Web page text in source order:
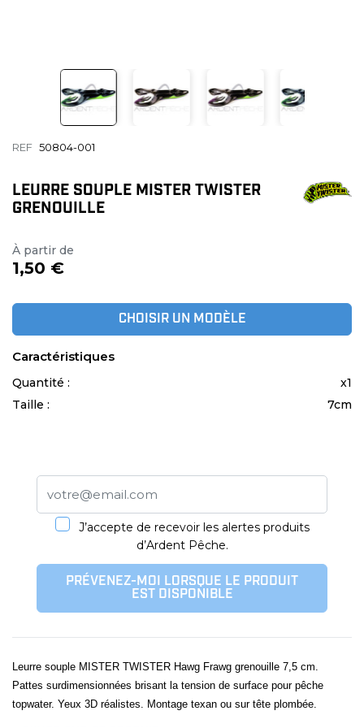
REF 50804-001
LEURRE SOUPLE MISTER TWISTER
GRENOUILLE
À partir de
1,50 €
CHOISIR UN MODÈLE
Caractéristiques
Quantité :
x1
Taille :
7cm
J’accepte de recevoir les alertes produits
d’Ardent Pêche.
PRÉVENEZ-MOI LORSQUE LE PRODUIT
EST DISPONIBLE
Leurre souple MISTER TWISTER Hawg Frawg grenouille 7,5 cm.
Pattes surdimensionnées brisant la tension de surface pour pêche
topwater. Yeux 3D réalistes. Montage texan ou sur tête plombée.